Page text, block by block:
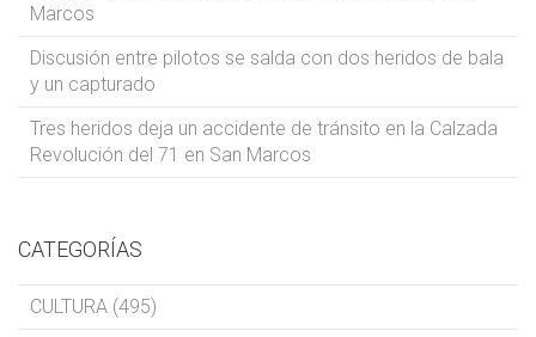
Marcos
Discusión entre pilotos se salda con dos heridos de bala
y un capturado
Tres heridos deja un accidente de tránsito en la Calzada
Revolución del 71 en San Marcos
CATEGORÍAS
CULTURA (495)